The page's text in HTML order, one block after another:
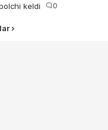
keldi
0
›